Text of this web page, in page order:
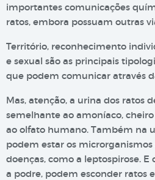
importantes comunicações
ratos, embora possuam outras
Território, reconhecimento
e sexual são as principais
que podem comunicar através
Mas, atenção, a urina dos ratos
semelhante ao amoníaco,
ao olfato humano. Também na
podem estar os microrganismos
doenças, como a leptospirose. E
a podre, podem esconder ratos